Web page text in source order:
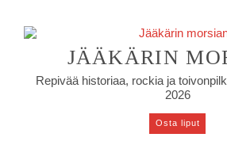
JÄÄKÄRIN
Repivää historiaa, rockia ja
2026
Osta liput